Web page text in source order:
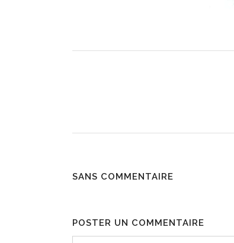
SANS COMMENTAIRE
POSTER UN COMMENTAIRE